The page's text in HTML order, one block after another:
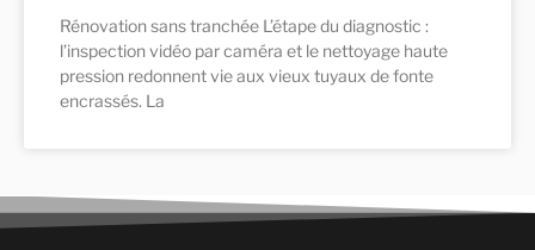
Rénovation sans tranchée L’étape du diagnostic :
l’inspection vidéo par caméra et le nettoyage haute
pression redonnent vie aux vieux tuyaux de fonte
encrassés. La